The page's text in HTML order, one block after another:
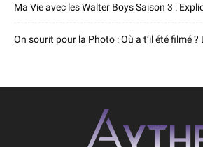
Ma Vie avec les Walter Boys Saison 3 :
On sourit pour la Photo : Où a t’il été filmé